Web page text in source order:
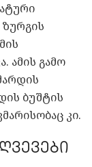
ამის გამო
ბუშტის
კი.